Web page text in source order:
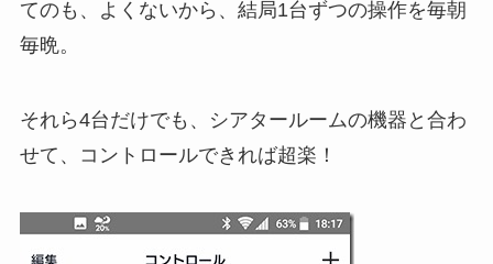
てのも、よくないから、結局1台ずつの操作を毎朝
毎晩。
それら4台だけでも、シアタールームの機器と合わ
せて、コントロールできれば超楽！